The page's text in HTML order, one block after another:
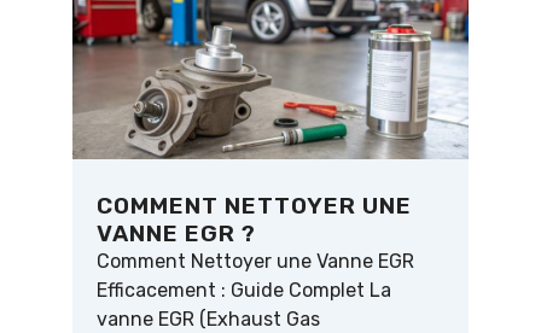
COMMENT NETTOYER UNE
VANNE EGR ?
Comment Nettoyer une Vanne EGR
Efficacement : Guide Complet La
vanne EGR (Exhaust Gas